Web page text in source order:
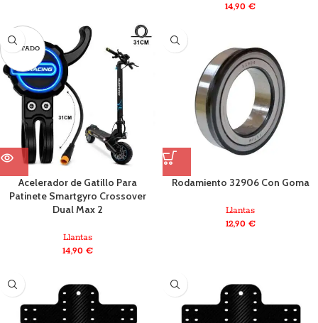
14,90 €
AGOTADO
Acelerador de Gatillo Para
Patinete Smartgyro Crossover
Dual Max 2
Llantas
14,90 €
Rodamiento 32906 Con Goma
Llantas
12,90 €